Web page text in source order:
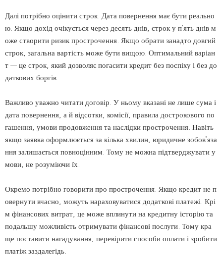
Далі потрібно оцінити строк. Дата повернення має бути реально
ю. Якщо дохід очікується через десять днів, строк у п’ять днів м
оже створити ризик прострочення. Якщо обрати занадто довгий
строк, загальна вартість може бути вищою. Оптимальний варіан
т — це строк, який дозволяє погасити кредит без поспіху і без до
даткових боргів.
Важливо уважно читати договір. У ньому вказані не лише сума і
дата повернення, а й відсотки, комісії, правила дострокового по
гашення, умови продовження та наслідки прострочення. Навіть
якщо заявка оформлюється за кілька хвилин, юридичне зобов’яза
ння залишається повноцінним. Тому не можна підтверджувати у
мови, не розуміючи їх.
Окремо потрібно говорити про прострочення. Якщо кредит не п
овернути вчасно, можуть нараховуватися додаткові платежі. Крі
м фінансових витрат, це може вплинути на кредитну історію та
подальшу можливість отримувати фінансові послуги. Тому кра
ще поставити нагадування, перевірити способи оплати і зробити
платіж заздалегідь.